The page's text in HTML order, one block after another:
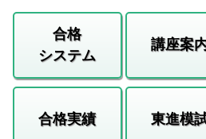
合格
システム
講座案
合格実績 東進模